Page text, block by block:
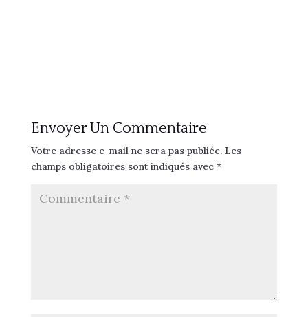
Envoyer Un Commentaire
Votre adresse e-mail ne sera pas publiée. Les
champs obligatoires sont indiqués avec *